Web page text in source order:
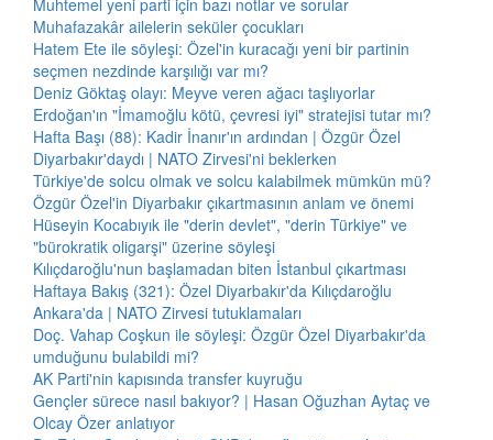
Muhtemel yeni parti için bazı notlar ve sorular
Muhafazakâr ailelerin seküler çocukları
Hatem Ete ile söyleşi: Özel'in kuracağı yeni bir partinin
seçmen nezdinde karşılığı var mı?
Deniz Göktaş olayı: Meyve veren ağacı taşlıyorlar
Erdoğan'ın "İmamoğlu kötü, çevresi iyi" stratejisi tutar mı?
Hafta Başı (88): Kadir İnanır'ın ardından | Özgür Özel
Diyarbakır'daydı | NATO Zirvesi'ni beklerken
Türkiye'de solcu olmak ve solcu kalabilmek mümkün mü?
Özgür Özel'in Diyarbakır çıkartmasının anlam ve önemi
Hüseyin Kocabıyık ile "derin devlet", "derin Türkiye" ve
"bürokratik oligarşi" üzerine söyleşi
Kılıçdaroğlu'nun başlamadan biten İstanbul çıkartması
Haftaya Bakış (321): Özel Diyarbakır'da Kılıçdaroğlu
Ankara'da | NATO Zirvesi tutuklamaları
Doç. Vahap Coşkun ile söyleşi: Özgür Özel Diyarbakır'da
umduğunu bulabildi mi?
AK Parti'nin kapısında transfer kuyruğu
Gençler sürece nasıl bakıyor? | Hasan Oğuzhan Aytaç ve
Olcay Özer anlatıyor